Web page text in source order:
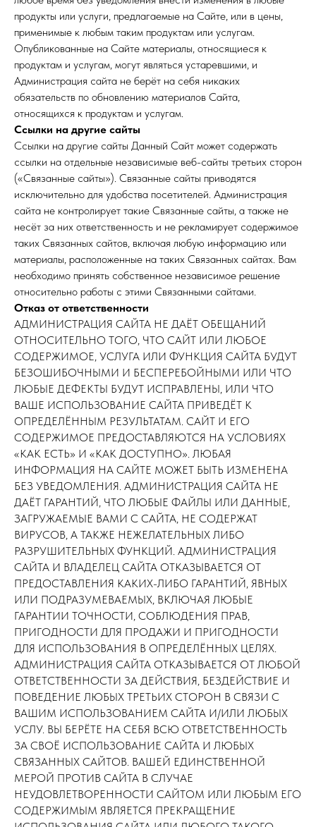
продукты или услуги, предлагаемые на Сайте, или в цены,
применимые к любым таким продуктам или услугам.
Опубликованные на Сайте материалы, относящиеся к
продуктам и услугам, могут являться устаревшими, и
Администрация сайта не берёт на себя никаких
обязательств по обновлению материалов Сайта,
относящихся к продуктам и услугам.
Ссылки на другие сайты
Ссылки на другие сайты Данный Сайт может содержать
ссылки на отдельные независимые веб-сайты третьих сторон
(«Связанные сайты»). Связанные сайты приводятся
исключительно для удобства посетителей. Администрация
сайта не контролирует такие Связанные сайты, а также не
несёт за них ответственность и не рекламирует содержимое
таких Связанных сайтов, включая любую информацию или
материалы, расположенные на таких Связанных сайтах. Вам
необходимо принять собственное независимое решение
относительно работы с этими Связанными сайтами.
Отказ от ответственности
АДМИНИСТРАЦИЯ САЙТА НЕ ДАЁТ ОБЕЩАНИЙ
ОТНОСИТЕЛЬНО ТОГО, ЧТО САЙТ ИЛИ ЛЮБОЕ
СОДЕРЖИМОЕ, УСЛУГА ИЛИ ФУНКЦИЯ САЙТА БУДУТ
БЕЗОШИБОЧНЫМИ И БЕСПЕРЕБОЙНЫМИ ИЛИ ЧТО
ЛЮБЫЕ ДЕФЕКТЫ БУДУТ ИСПРАВЛЕНЫ, ИЛИ ЧТО
ВАШЕ ИСПОЛЬЗОВАНИЕ САЙТА ПРИВЕДЁТ К
ОПРЕДЕЛЁННЫМ РЕЗУЛЬТАТАМ. САЙТ И ЕГО
СОДЕРЖИМОЕ ПРЕДОСТАВЛЯЮТСЯ НА УСЛОВИЯХ
«КАК ЕСТЬ» И «КАК ДОСТУПНО». ЛЮБАЯ
ИНФОРМАЦИЯ НА САЙТЕ МОЖЕТ БЫТЬ ИЗМЕНЕНА
БЕЗ УВЕДОМЛЕНИЯ. АДМИНИСТРАЦИЯ САЙТА НЕ
ДАЁТ ГАРАНТИЙ, ЧТО ЛЮБЫЕ ФАЙЛЫ ИЛИ ДАННЫЕ,
ЗАГРУЖАЕМЫЕ ВАМИ С САЙТА, НЕ СОДЕРЖАТ
ВИРУСОВ, А ТАКЖЕ НЕЖЕЛАТЕЛЬНЫХ ЛИБО
РАЗРУШИТЕЛЬНЫХ ФУНКЦИЙ. АДМИНИСТРАЦИЯ
САЙТА И ВЛАДЕЛЕЦ САЙТА ОТКАЗЫВАЕТСЯ ОТ
ПРЕДОСТАВЛЕНИЯ КАКИХ-ЛИБО ГАРАНТИЙ, ЯВНЫХ
ИЛИ ПОДРАЗУМЕВАЕМЫХ, ВКЛЮЧАЯ ЛЮБЫЕ
ГАРАНТИИ ТОЧНОСТИ, СОБЛЮДЕНИЯ ПРАВ,
ПРИГОДНОСТИ ДЛЯ ПРОДАЖИ И ПРИГОДНОСТИ
ДЛЯ ИСПОЛЬЗОВАНИЯ В ОПРЕДЕЛЁННЫХ ЦЕЛЯХ.
АДМИНИСТРАЦИЯ САЙТА ОТКАЗЫВАЕТСЯ ОТ ЛЮБОЙ
ОТВЕТСТВЕННОСТИ ЗА ДЕЙСТВИЯ, БЕЗДЕЙСТВИЕ И
ПОВЕДЕНИЕ ЛЮБЫХ ТРЕТЬИХ СТОРОН В СВЯЗИ С
ВАШИМ ИСПОЛЬЗОВАНИЕМ САЙТА И/ИЛИ ЛЮБЫХ
УСЛУ. ВЫ БЕРЁТЕ НА СЕБЯ ВСЮ ОТВЕТСТВЕННОСТЬ
ЗА СВОЁ ИСПОЛЬЗОВАНИЕ САЙТА И ЛЮБЫХ
СВЯЗАННЫХ САЙТОВ. ВАШЕЙ ЕДИНСТВЕННОЙ
МЕРОЙ ПРОТИВ САЙТА В СЛУЧАЕ
НЕУДОВЛЕТВОРЕННОСТИ САЙТОМ ИЛИ ЛЮБЫМ ЕГО
СОДЕРЖИМЫМ ЯВЛЯЕТСЯ ПРЕКРАЩЕНИЕ